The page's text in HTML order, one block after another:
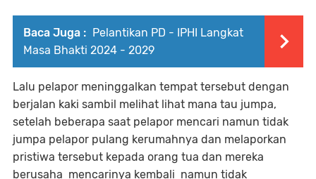
Baca Juga : Pelantikan PD - IPHI Langkat
Masa Bhakti 2024 - 2029
Lalu pelapor meninggalkan tempat tersebut dengan
berjalan kaki sambil melihat lihat mana tau jumpa,
setelah beberapa saat pelapor mencari namun tidak
jumpa pelapor pulang kerumahnya dan melaporkan
pristiwa tersebut kepada orang tua dan mereka
berusaha mencarinya kembali namun tidak